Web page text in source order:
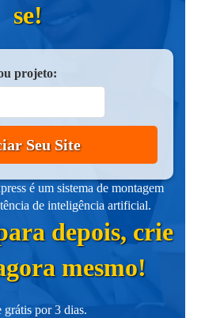
se!
projeto:
Seu Site
é um sistema de montagem
de inteligência artificial.
depois, crie
mesmo!
grátis por 3 dias.